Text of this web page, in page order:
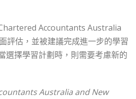
Accountants Australia
評估，並被建議完成進一步的學習
選擇學習計劃時，則需要考慮新的
Australia and New